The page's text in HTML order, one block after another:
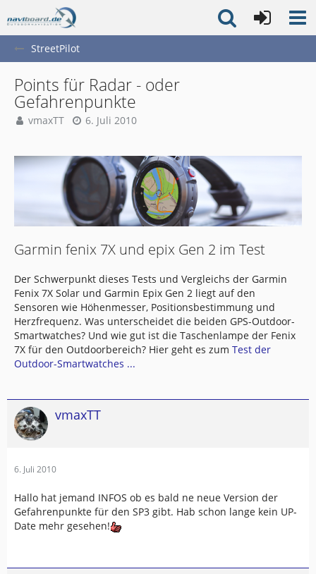
StreetPilot
Points für Radar - oder
Gefahrenpunkte
vmaxTT 6. Juli 2010
Garmin fenix 7X und epix Gen 2 im Test
Der Schwerpunkt dieses Tests und Vergleichs der Garmin
Fenix 7X Solar und Garmin Epix Gen 2 liegt auf den
Sensoren wie Höhenmesser, Positionsbestimmung und
Herzfrequenz. Was unterscheidet die beiden GPS-Outdoor-
Smartwatches? Und wie gut ist die Taschenlampe der Fenix
7X für den Outdoorbereich? Hier geht es zum Test der
Outdoor-Smartwatches ...
vmaxTT
6. Juli 2010
Hallo hat jemand INFOS ob es bald ne neue Version der
Gefahrenpunkte für den SP3 gibt. Hab schon lange kein UP-
Date mehr gesehen!